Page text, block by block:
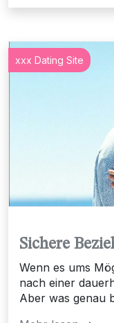
xxx Dating Site
Sichere
Wenn es ums
nach einer
Aber was genau